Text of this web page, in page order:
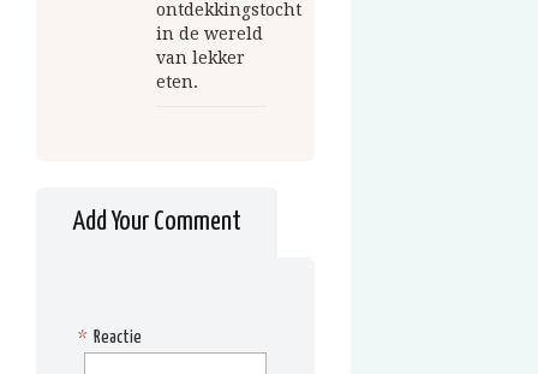
ontdekkingstocht
in de wereld
van lekker
eten.
Add Your Comment
Reactie
*